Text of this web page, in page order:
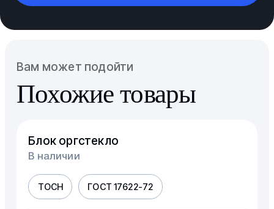
Вам может подойти
Похожие товары
Блок оргстекло
В наличии
ТОСН ГОСТ 17622-72